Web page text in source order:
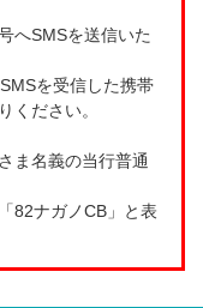
へSMSを送信いた
を受信した携帯
ください。
ま名義の当行普通
82ナガノCB」と表